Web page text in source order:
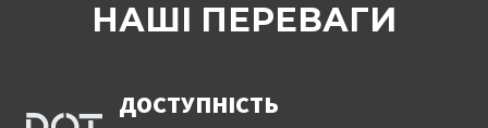
НАШІ ПЕРЕВАГИ
ДОСТУПНІСТЬ